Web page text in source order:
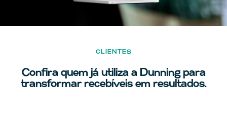
CLIENTES
Confira quem já utiliza a Dunning para
transformar recebíveis em resultados.